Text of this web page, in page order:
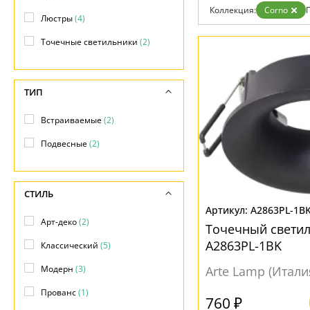
Доставка и оплата
Гарантия
Возврат
Дизайнерам
Бренды
Коллекция: Corno
A2863PL-
Точечный
A2863PL-1BK
Arte Lamp
760 ₽
Люстры(4)
Точечные светильники (2)
ТИП
Встраиваемые(2)
Подвесные(2)
СТИЛЬ
Арт-деко(2)
Классический (5)
Модерн (3)
Прованс(1)